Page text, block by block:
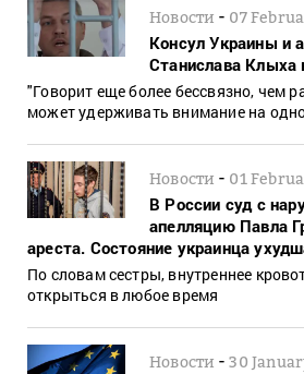
Новости - 07
Консул Украины и
Станислава Клыха
"Говорит еще более бессвязно, чем
может удерживать внимание на
Новости - 01
В России суд с
апелляцию Павла
ареста. Состояние украинца
По словам сестры, внутреннее
открыться в любое время
Новости -30